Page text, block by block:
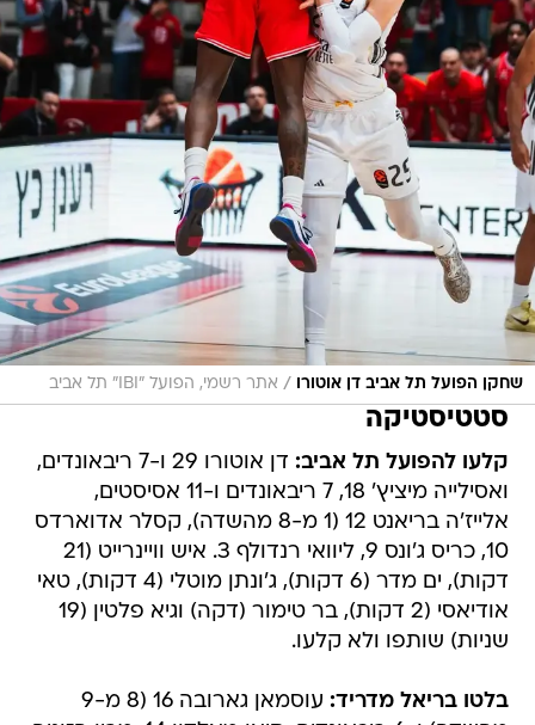
שחקן הפועל תל אביב דן אוטורו / אתר רשמי, הפועל "IBI" תל אביב
סטטיסטיקה
קלעו להפועל תל אביב:
דן אוטורו 29 ו-7 ריבאונדים,
ואסילייה מיציץ' 18, 7 ריבאונדים ו-11 אסיסטים,
אלייז'ה בריאנט 12 (1 מ-8 מהשדה), קסלר אדוארדס
10, כריס ג'ונס 9, ליוואי רנדולף 3. איש וויינרייט (21
דקות), ים מדר (6 דקות), ג'ונתן מוטלי (4 דקות), טאי
אודיאסי (2 דקות), בר טימור (דקה) וגיא פלטין (19
שניות) שותפו ולא קלעו.
בלטו בריאל מדריד:
עוסמאן גארובה 16 (8 מ-9